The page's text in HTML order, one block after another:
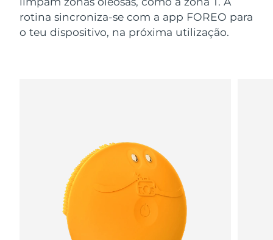
rotina sincroniza-se com a app FOREO para
o teu dispositivo, na próxima utilização.